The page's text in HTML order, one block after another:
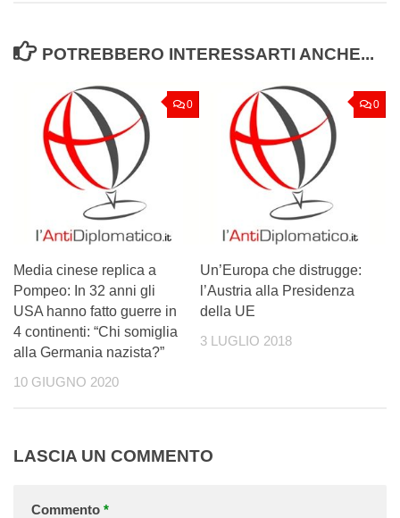
POTREBBERO INTERESSARTI ANCHE...
0
Media cinese replica a
Pompeo: In 32 anni gli
USA hanno fatto guerre in
4 continenti: “Chi somiglia
alla Germania nazista?”
10 GIUGNO 2020
0
Un’Europa che distrugge:
l’Austria alla Presidenza
della UE
3 LUGLIO 2018
LASCIA UN COMMENTO
Commento *